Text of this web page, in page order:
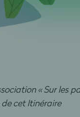
« Sur les
cet Itinéraire